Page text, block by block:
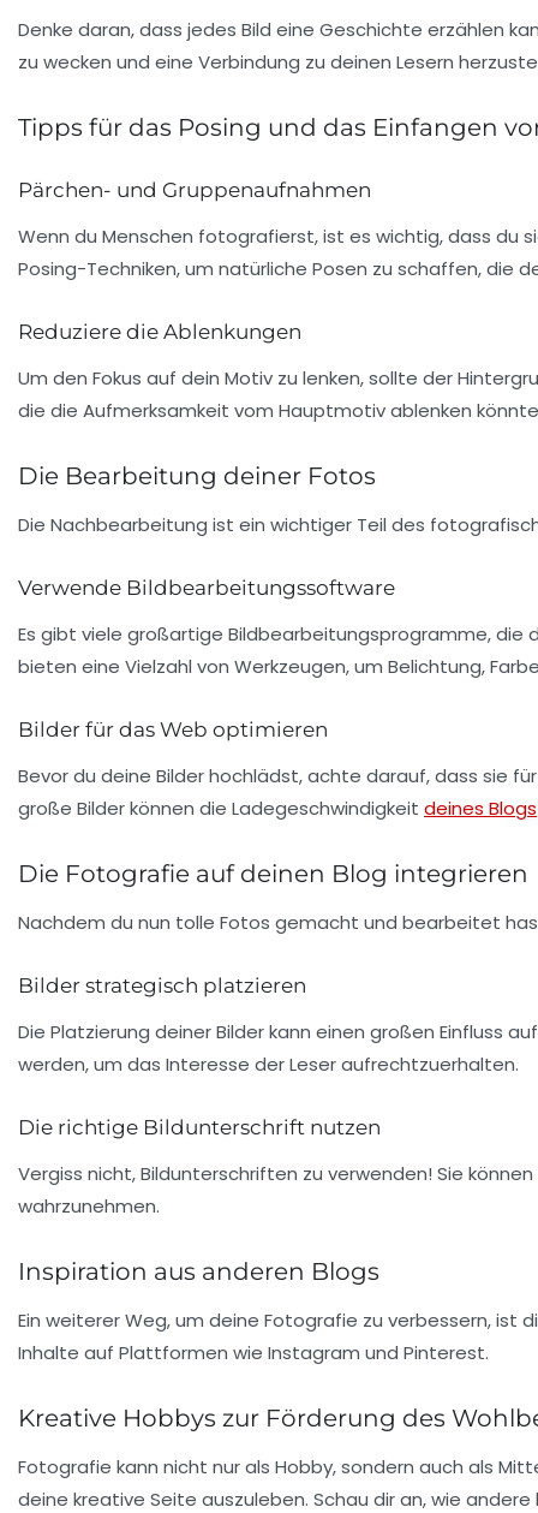
Denke daran, dass jedes Bild eine Geschichte erzählen
zu wecken und eine Verbindung zu deinen Lesern
Tipps für das Posing und das Einfangen
Pärchen- und Gruppenaufnahmen
Wenn du Menschen fotografierst, ist es wichtig, dass du
Posing-Techniken, um natürliche Posen zu schaffen, die
Reduziere die Ablenkungen
Um den Fokus auf dein Motiv zu lenken, sollte der
die die Aufmerksamkeit vom Hauptmotiv ablenken
Die Bearbeitung deiner Fotos
Die Nachbearbeitung ist ein wichtiger Teil des
Verwende Bildbearbeitungssoftware
Es gibt viele großartige Bildbearbeitungsprogramme, die
bieten eine Vielzahl von Werkzeugen, um Belichtung,
Bilder für das Web optimieren
Bevor du deine Bilder hochlädst, achte darauf, dass sie
große Bilder können die Ladegeschwindigkeit deines Blogs
Die Fotografie auf deinen Blog integrieren
Nachdem du nun tolle Fotos gemacht und bearbeitet
Bilder strategisch platzieren
Die Platzierung deiner Bilder kann einen großen Einfluss
werden, um das Interesse der Leser aufrechtzuerhalten.
Die richtige Bildunterschrift nutzen
Vergiss nicht, Bildunterschriften zu verwenden! Sie
wahrzunehmen.
Inspiration aus anderen Blogs
Ein weiterer Weg, um deine Fotografie zu verbessern, ist
Inhalte auf Plattformen wie Instagram und Pinterest.
Kreative Hobbys zur Förderung des
Fotografie kann nicht nur als Hobby, sondern auch als
deine kreative Seite auszuleben. Schau dir an, wie